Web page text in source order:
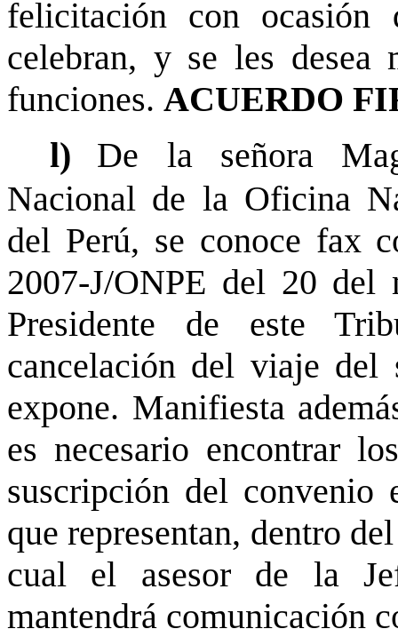
felicitación con ocasión
celebran, y se les desea
funciones. ACUERDO
l)
De la señora
Nacional de la Oficina
del Perú, se conoce fax
2007-J/ONPE del 20
Presidente de este
cancelación del viaje del
expone. Manifiesta
es necesario encontrar
suscripción del convenio
que representan, dentro
cual el asesor de la
mantendrá comunicación